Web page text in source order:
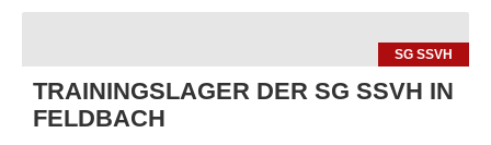
SG SSVH
TRAININGSLAGER DER SG SSVH IN
FELDBACH